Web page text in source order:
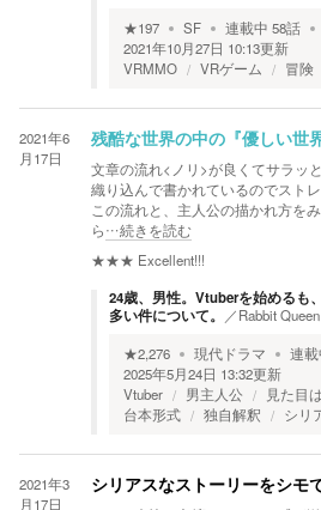
★197 SF 連載中 58話
2021年10月27日 10:13更新
VRMMO
VRゲーム 冒険
2021年6
月17日
残酷な世界の中の『優しい世界
文章の流れ<ノリ>が良くてサラッ
織り込んで書かれているのでスト
この流れと、主人公の描かれ方を
ら…続きを読む
★★★ Excellent!!!
24歳、男性。Vtuberを始めるも
多い件について。
／Rabbit Queen
★2,276 現代ドラマ 連載
2025年5月24日 13:32更新
Vtuber
男主人公
見た目
台本形式
独自解釈 シリ
2021年3
月17日
シリアスなストーリーをシモ